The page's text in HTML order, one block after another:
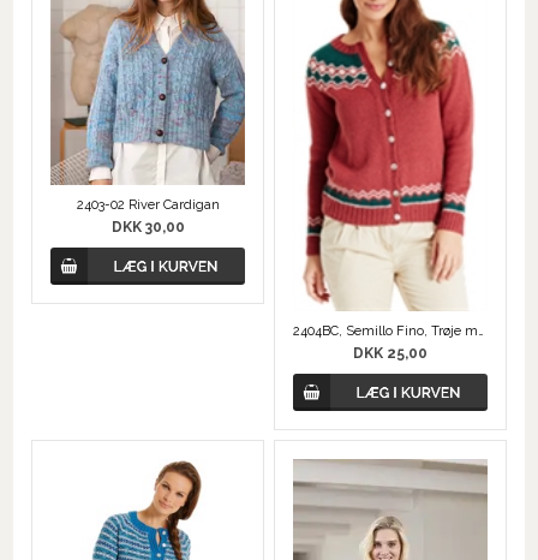
2403-02 River Cardigan
DKK 30,00
DKK 25,00